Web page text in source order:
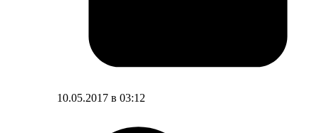
10.05.2017 в 03:12